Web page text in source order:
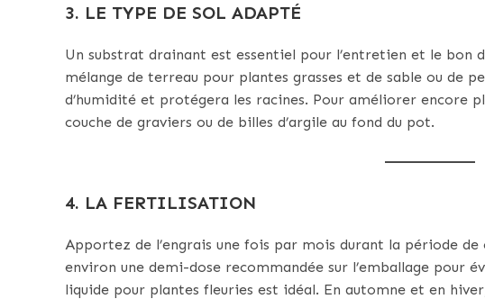
3. LE TYPE DE SOL ADAPTÉ
Un substrat drainant est essentiel pour l’entretien et le bon
mélange de terreau pour plantes grasses et de sable ou de
d’humidité et protégera les racines. Pour améliorer encore
couche de graviers ou de billes d’argile au fond du pot.
4. LA FERTILISATION
Apportez de l’engrais une fois par mois durant la période
environ une demi-dose recommandée sur l’emballage pour
liquide pour plantes fleuries est idéal. En automne et en